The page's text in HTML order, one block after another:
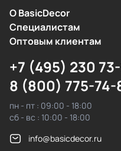
О BasicDecor
Cпециалистам
Оптовым клиентам
+7 (495) 230
8 (800) 775-74-
пн - пт : 09:00 - 18:00
сб - вс : 10:00 - 18:00
info@basicdecor.ru